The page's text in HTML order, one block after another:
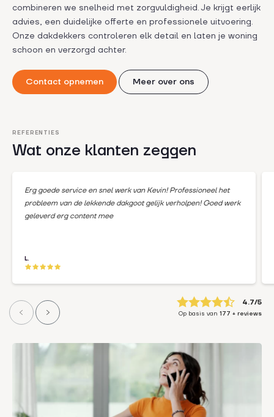
combineren we snelheid met zorgvuldigheid. Je krijgt eerlijk
advies, een duidelijke offerte en professionele uitvoering.
Onze dakdekkers controleren elk detail en laten je woning
schoon en verzorgd achter.
Contact opnemen Meer over ons
REFERENTIES
Wat onze klanten zeggen
L.
Erg goede service en snel werk van Kevin! Professioneel het
probleem van de lekkende dakgoot gelijk verholpen! Goed werk
geleverd erg content mee
4.7
Op basis van 177 + reviews